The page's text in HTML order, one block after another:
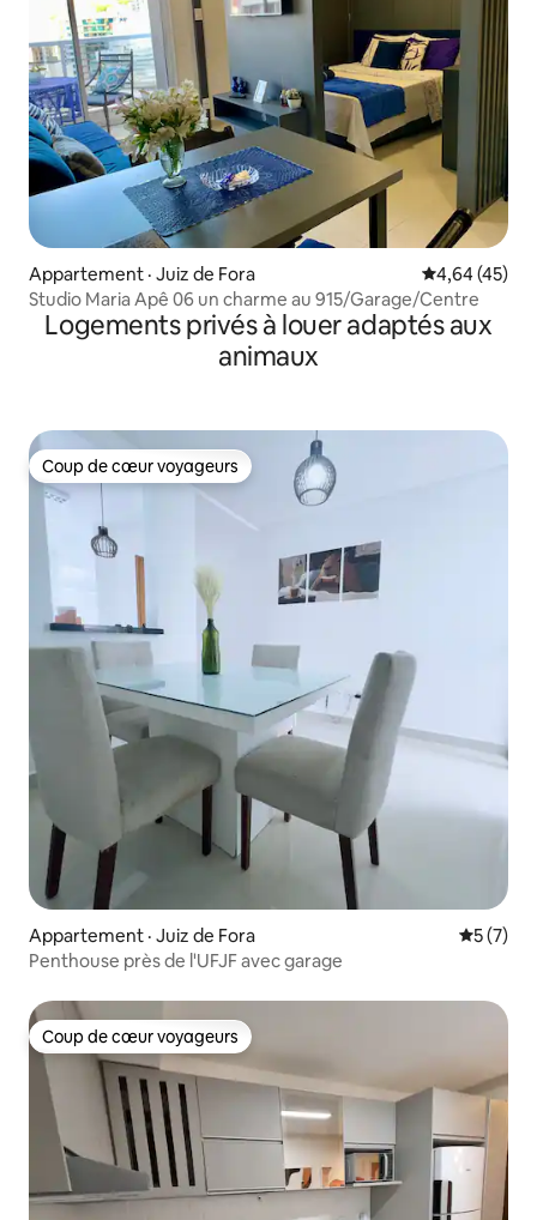
Appartement · Juiz de Fora Note
4,64 (45)
Studio Maria Apê 06 un charme au 915/Garage/Centre
Logements privés à louer adaptés aux
animaux
Coup de cœur voyageurs
Coup de cœur voyageurs
Appartement · Juiz de Fora Note
5 (7)
Penthouse près de l'UFJF avec garage
Coup de cœur voyageurs
Coup de cœur voyageurs